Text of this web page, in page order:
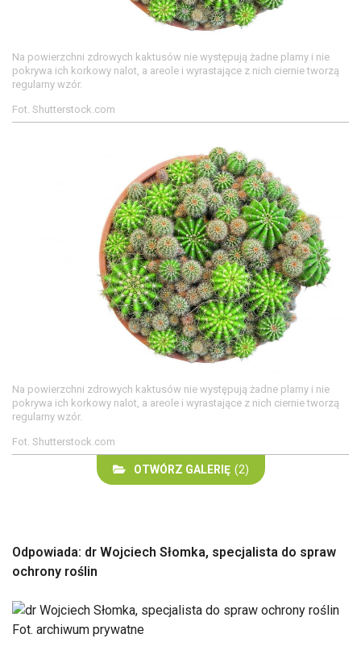
Na powierzchni zdrowych kaktusów nie występują żadne plamy i nie
pokrywa ich korkowy nalot, a areole i wyrastające z nich ciernie tworzą
regularny wzór.
Fot. Shutterstock.com
Na powierzchni zdrowych kaktusów nie występują żadne plamy i nie
pokrywa ich korkowy nalot, a areole i wyrastające z nich ciernie tworzą
regularny wzór.
Fot. Shutterstock.com
OTWÓRZ GALERIĘ (2)
Odpowiada: dr Wojciech Słomka, specjalista do spraw
ochrony roślin
Fot. archiwum prywatne